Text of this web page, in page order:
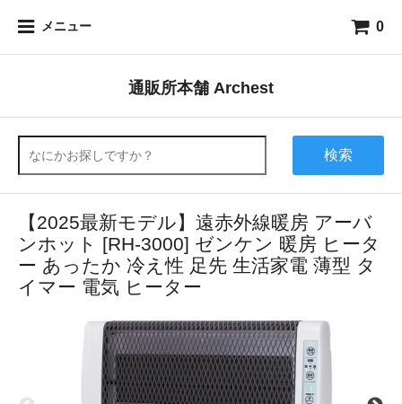
メニュー 0
通販所本舗 Archest
検索
【2025最新モデル】遠赤外線暖房 アーバ
ンホット [RH-3000] ゼンケン 暖房 ヒータ
ー あったか 冷え性 足先 生活家電 薄型 タ
イマー 電気 ヒーター